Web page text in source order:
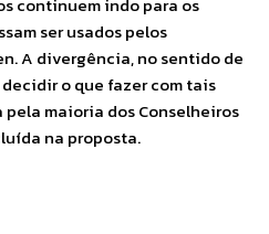
ser usados pelos
A divergência, no sentido de
o que fazer com tais
maioria dos Conselheiros
na proposta.